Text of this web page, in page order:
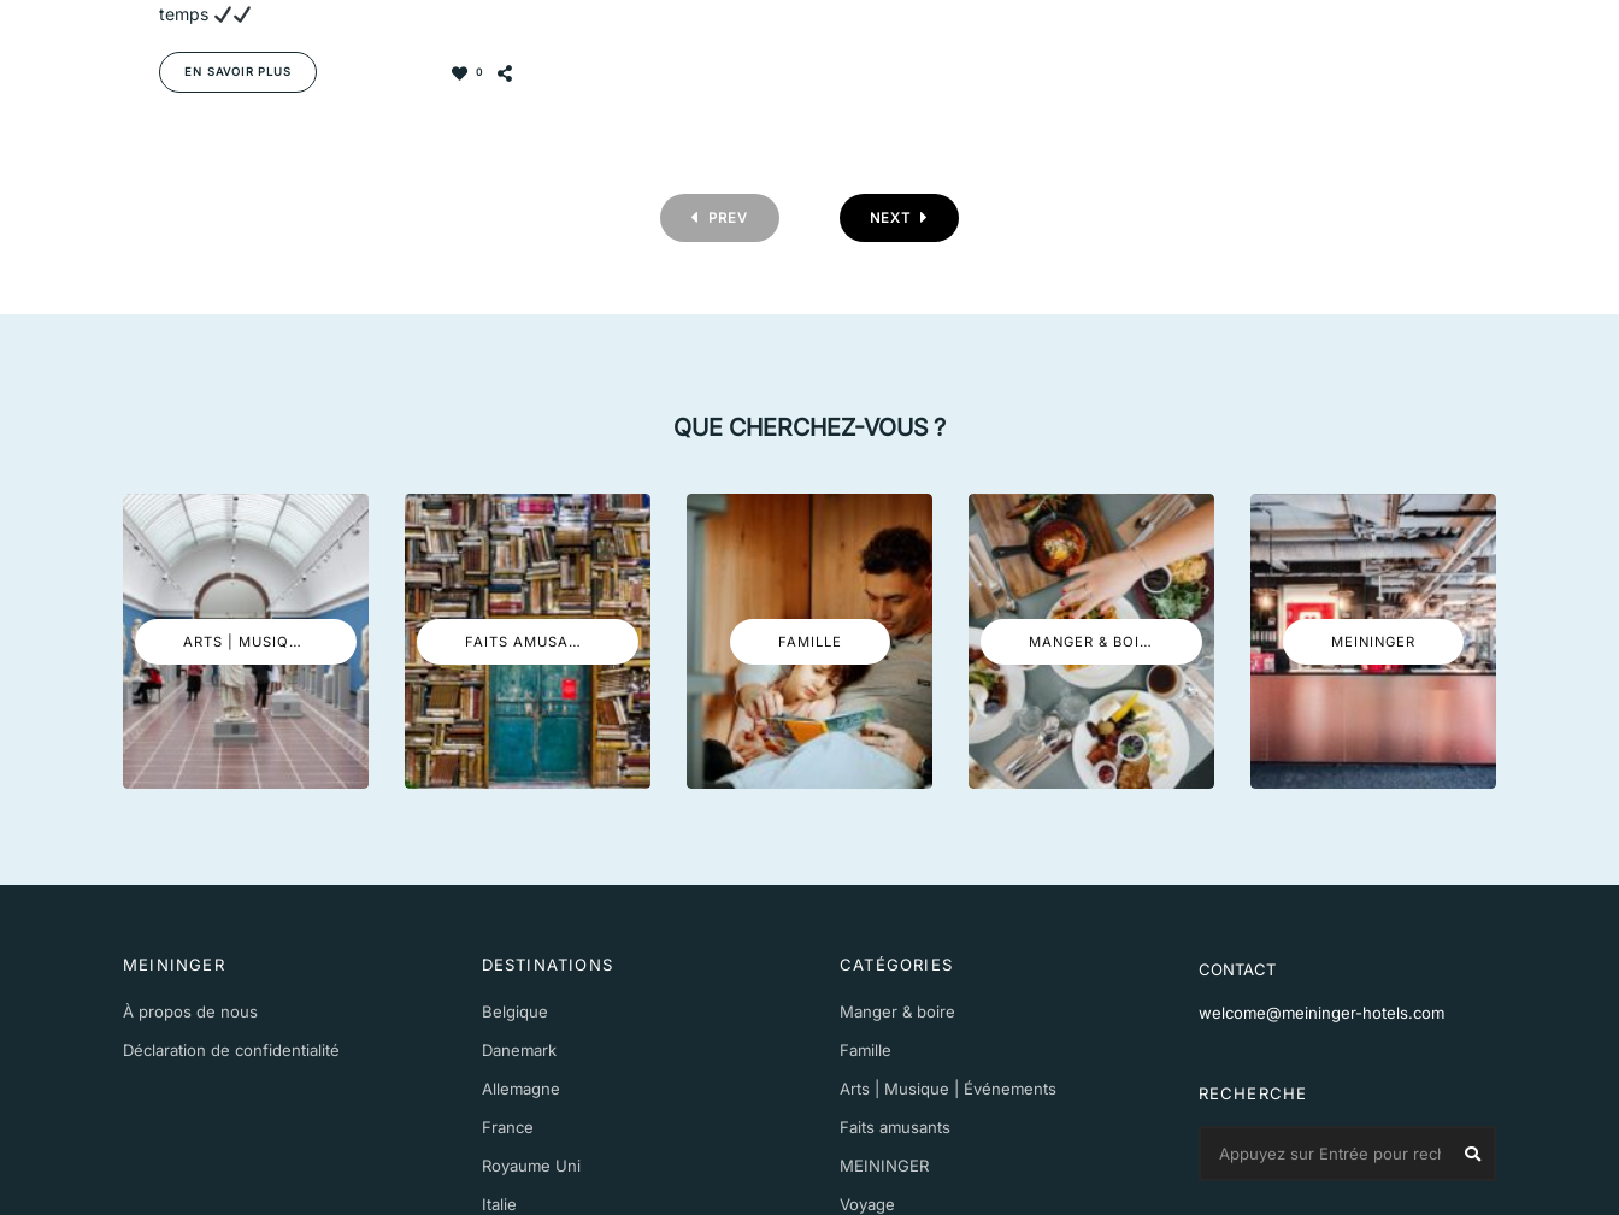
temps
EN SAVOIR PLUS 0
PREV NEXT
QUE CHERCHEZ-VOUS ?
ARTS | MUSIQUE | ÉVÉNEMENTS FAITS AMUSANTS FAMILLE MANGER & BOIRE MEININGER
MEININGER
À propos de nous
Déclaration de confidentialité
DESTINATIONS
Belgique
Danemark
Allemagne
France
Royaume Uni
Italie
CATÉGORIES
Manger & boire
Famille
Arts | Musique | Événements
Faits amusants
MEININGER
Voyage
CONTACT
welcome@meininger-hotels.com
RECHERCHE
for: